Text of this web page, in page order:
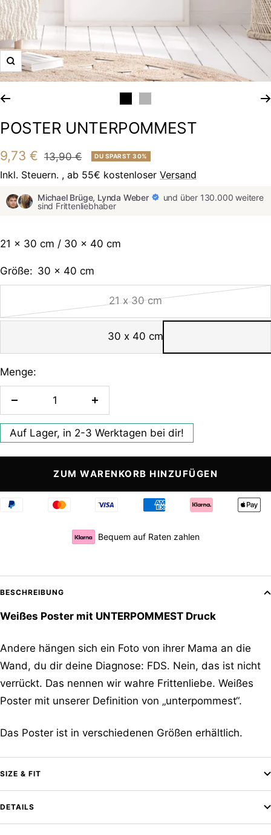
POSTER UNTERPOMMEST
Angebotspreis
9,73 € Regulärer
Preis
13,90 € DU SPARST 30%
Inkl. Steuern. , ab 55€ kostenloser Versand
Michael Brüge, Lynda Weber
und über 130.000 weitere
sind Frittenliebhaber
21 x 30 cm / 30 x 40 cm
Größe: 30 x 40 cm
21 x 30 cm
30 x 40 cm
Menge:
Auf Lager, in 2-3 Werktagen bei dir!
ZUM WARENKORB HINZUFÜGEN
Bequem auf Raten zahlen
BESCHREIBUNG
Weißes Poster mit UNTERPOMMEST Druck
Andere hängen sich ein Foto von ihrer Mama an die
Wand, du dir deine Diagnose: FDS. Nein, das ist nicht
verrückt. Das nennen wir wahre Frittenliebe. Weißes
Poster mit unserer Definition von „unterpommest“.
Das Poster ist in verschiedenen Größen erhältlich.
SIZE & FIT
DETAILS